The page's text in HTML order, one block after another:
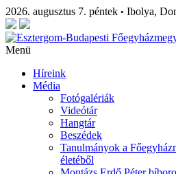
2026. augusztus 7. péntek • Ibolya,
Menü
Híreink
Média
Fotógalériák
Videótár
Hangtár
Beszédek
Tanulmányok a
életéből